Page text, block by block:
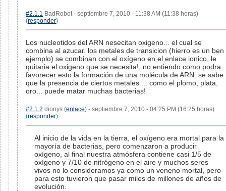
#2.1.1 BadRobot - septiembre 7, 2010 - 11:38 AM (11:38 horas)
(responder)
Los nucleotidos del ARN nesecitan oxigeno... el cual se
combina al azucar. los metales de transicion (hierro es un ben
ejemplo) se combinan con el oxígeno en el enlace ionico, le
quitaria el oxigeno que se necesita!, no entiendo como podra
favorecer esto la formación de una molécula de ARN. se sabe
que la presencia de ciertos metales ... como el plomo, plata,
oro... puede matar muchas bacterias!
#2.1.2 dionys (enlace) - septiembre 7, 2010 - 04:25 PM (16:25 horas)
(responder)
Al inicio de la vida en la tierra, el oxígeno era mortal para la
mayoría de bacterias, pero comenzaron a producir
oxígeno, al final nuestra atmósfera contiene casi 1/5 de
oxígeno y 7/10 de nitrógeno en el aire y muchos seres
vivos no lo consideramos ya como un veneno mortal, pero
para esto tuvieron que pasar miles de millones de años de
evolución.